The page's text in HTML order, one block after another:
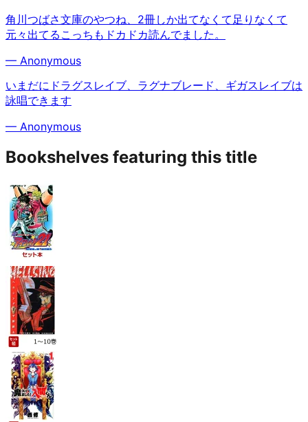
角川つばさ文庫のやつね、2冊しか出てなくて足りなくて
元々出てるこっちもドカドカ読んでました。
— Anonymous
いまだにドラグスレイブ、ラグナブレード、ギガスレイブは
詠唱できます
— Anonymous
Bookshelves featuring this title